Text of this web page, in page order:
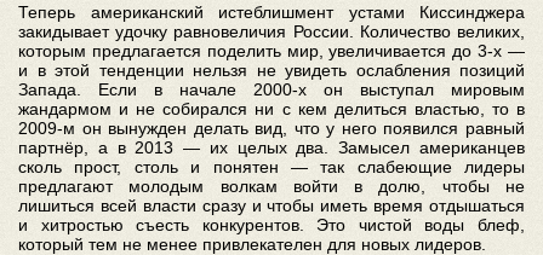
Теперь американский истеблишмент устами Киссинджера
закидывает удочку равновеличия России. Количество великих,
которым предлагается поделить мир, увеличивается до 3-х —
и в этой тенденции нельзя не увидеть ослабления позиций
Запада. Если в начале 2000-х он выступал мировым
жандармом и не собирался ни с кем делиться властью, то в
2009-м он вынужден делать вид, что у него появился равный
партнёр, а в 2013 — их целых два. Замысел американцев
сколь прост, столь и понятен — так слабеющие лидеры
предлагают молодым волкам войти в долю, чтобы не
лишиться всей власти сразу и чтобы иметь время отдышаться
и хитростью съесть конкурентов. Это чистой воды блеф,
который тем не менее привлекателен для новых лидеров.